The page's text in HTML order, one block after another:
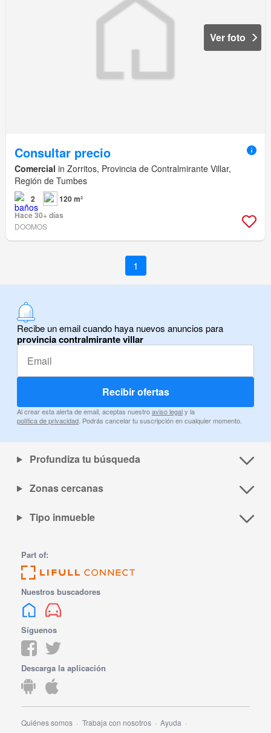
Ver foto
Consultar precio
Comercial in Zorritos, Provincia de Contralmirante Villar,
Región de Tumbes
2
120 m²
Hace 30+ días
DOOMOS
1
Recibe un email cuando haya nuevos anuncios para
provincia contralmirante villar
Recibir ofertas
Al crear esta alerta de email, aceptas nuestroaviso legaly la
política de privacidad . Podrás cancelar tu suscripción en cualquier momento.
Profundiza tu búsqueda
Zonas cercanas
Tipo inmueble
Part of:
Nuestros buscadores
Síguenos
Descarga la aplicación
Quiénes somos Trabaja con nosotros Ayuda